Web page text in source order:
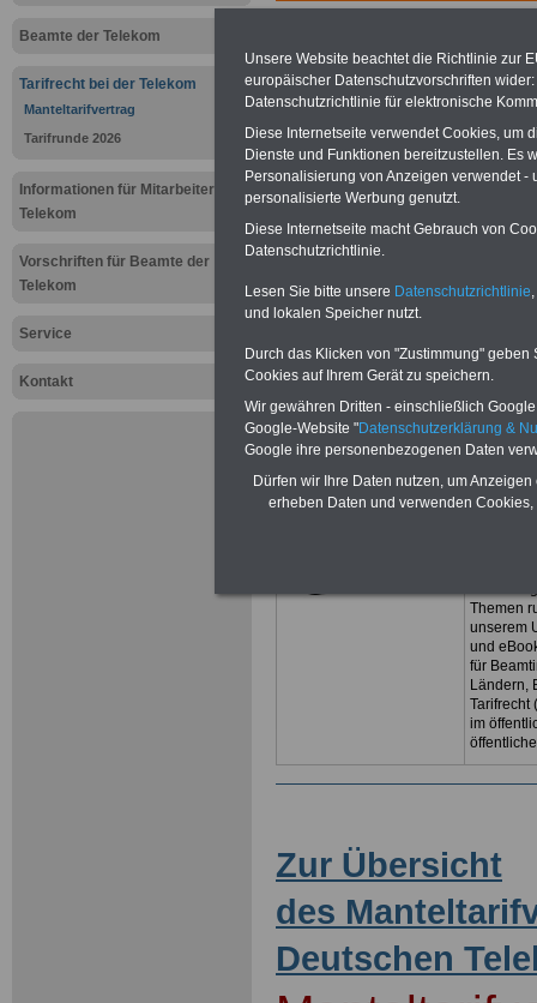
Beamte der Telekom
Tarifrecht bei der Telekom
Manteltarifvertrag
Tarifrunde 2026
Informationen für Mitarbeiter der
Telekom
Vorschriften für Beamte der
Telekom
Service
Kontakt
Deutsche
Sterbegeld
Neuauflage: Mai 2025 >>>hier
Ratgeber für 7,50 Euro
Themen
unserem
und
für
Ländern,
Tarifrecht
im
Zur Übersicht
des
Deutschen
Unsere Website beachtet die Richtlinie zur
europäischer Datenschutzvorschriften
Datenschutzrichtlinie für elektronische
Diese Internetseite verwendet Cookies, um
Dienste und Funktionen bereitzustellen. Es
Personalisierung von Anzeigen verwendet
personalisierte Werbung genutzt.
Diese Internetseite macht Gebrauch von
Datenschutzrichtlinie.
Lesen Sie bitte unsere Datenschutzrichtlinie
und lokalen Speicher nutzt.
Durch das Klicken von "Zustimmung"
Cookies auf Ihrem Gerät zu speichern.
Wir gewähren Dritten - einschließlich
Google-Website "Datenschutzerklärung &
Google ihre personenbezogenen Daten
Dürfen wir Ihre Daten nutzen, um
erheben Daten und verwenden